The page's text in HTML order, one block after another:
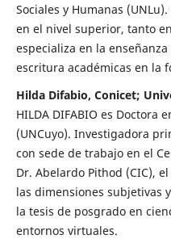
Sociales y Humanas
en el nivel superior, tanto
especializa en la
escritura académicas en la
Hilda Difabio, Conicet;
HILDA DIFABIO es Doctora
(UNCuyo). Investigadora
con sede de trabajo en el
Dr. Abelardo Pithod (CIC),
las dimensiones subjetivas
la tesis de posgrado en
entornos virtuales.